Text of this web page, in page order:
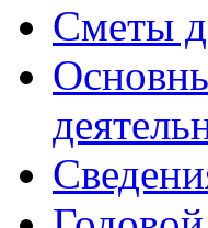
Сметы